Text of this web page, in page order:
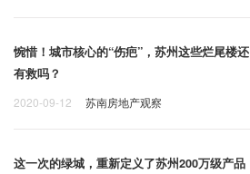
惋惜！城市核心的“伤疤”，苏州这些烂尾楼还
有救吗？
2020-09-12 苏南房地产观察
这一次的绿城，重新定义了苏州200万级产品